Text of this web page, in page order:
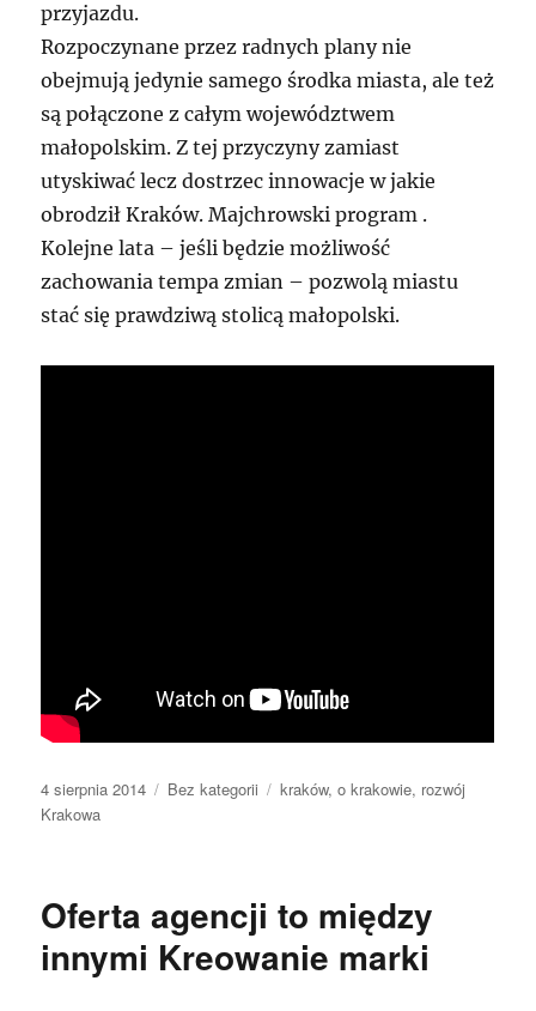
przyjazdu.
Rozpoczynane przez radnych plany nie
obejmują jedynie samego środka miasta, ale też
są połączone z całym województwem
małopolskim. Z tej przyczyny zamiast
utyskiwać lecz dostrzec innowacje w jakie
obrodził Kraków. Majchrowski program .
Kolejne lata – jeśli będzie możliwość
zachowania tempa zmian – pozwolą miastu
stać się prawdziwą stolicą małopolski.
Data
publikacji
4 sierpnia 2014 Kategorie
Bez kategorii Tagi
kraków,o krakowie, rozwój
Krakowa
Oferta agencji to między
innymi Kreowanie marki